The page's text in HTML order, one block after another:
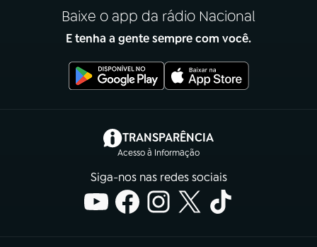
Baixe o app da rádio Nacional
E tenha a gente sempre com você.
TRANSPARÊNCIA
Acesso à Informação
(abre em nova aba)
Siga-nos nas redes sociais